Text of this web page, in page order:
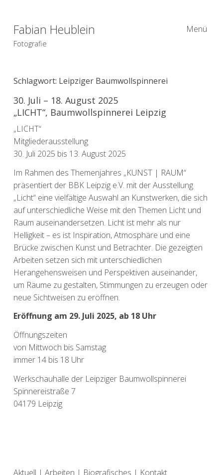
Fabian Heublein
Fotografie
Menü
Schlagwort: Leipziger Baumwollspinnerei
30. Juli – 18. August 2025
„LICHT“, Baumwollspinnerei Leipzig
„LICHT“
Mitgliederausstellung
30. Juli 2025 bis 13. August 2025
Im Rahmen des Themenjahres „KUNST | RAUM“
präsentiert der BBK Leipzig e.V. mit der Ausstellung
„Licht“ eine vielfältige Auswahl an Kunstwerken, die sich
auf unterschiedliche Weise mit den Themen Licht und
Raum auseinandersetzen. Licht ist mehr als nur
Helligkeit – es ist Inspiration, Atmosphäre und eine
Brücke zwischen Kunst und Betrachter. Die gezeigten
Arbeiten setzen sich mit unterschiedlichen
Herangehensweisen und Perspektiven auseinander,
um Räume zu gestalten, Stimmungen zu erzeugen oder
neue Sichtweisen zu eröffnen.
Eröffnung am 29. Juli 2025, ab 18 Uhr
Öffnungszeiten
von Mittwoch bis Samstag
immer 14 bis 18 Uhr
Werkschauhalle der Leipziger Baumwollspinnerei
Spinnereistraße 7
04179 Leipzig
Aktuell | Arbeiten | Biografisches | Kontakt